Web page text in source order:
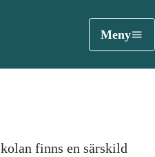
Meny
finns en särskild